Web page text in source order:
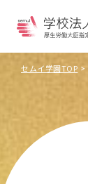
セムイ学園TOP